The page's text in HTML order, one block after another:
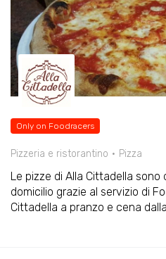
Only on Foodracers
Pizzeria e ristorantino Pizza
Le pizze di Alla Cittadella
domicilio grazie al servizio di
Cittadella a pranzo e cena